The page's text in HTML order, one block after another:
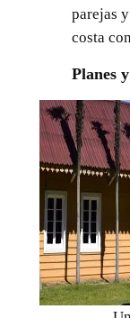
parejas
costa
Planes